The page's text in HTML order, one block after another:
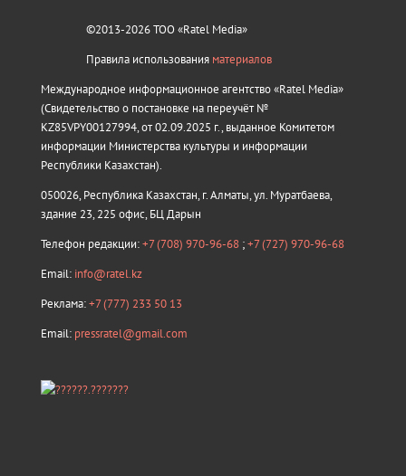
©2013-2026 ТОО «Ratel Media»
Правила использования материалов
Международное информационное агентство «Ratel Media»
(Свидетельство о постановке на переучёт №
KZ85VPY00127994, от 02.09.2025 г., выданное Комитетом
информации Министерства культуры и информации
Республики Казахстан).
050026, Республика Казахстан, г. Алматы, ул. Муратбаева,
здание 23, 225 офис, БЦ Дарын
Телефон редакции:+7 (708) 970-96-68 ;+7 (727) 970-96-68
Email: info@ratel.kz
Реклама:+7 (777) 233 50 13
Email: pressratel@gmail.com